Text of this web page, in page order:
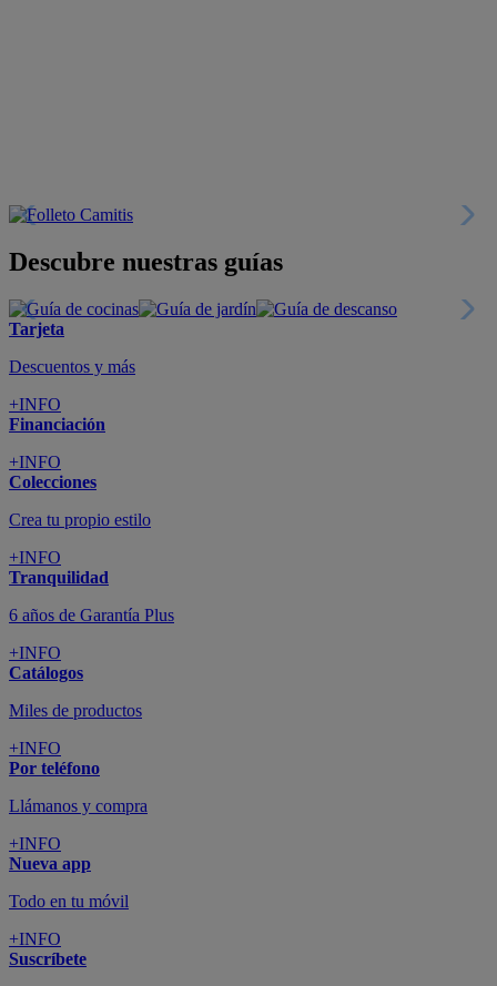
Descubre nuestras guías
Tarjeta
Descuentos y más
+INFO
Financiación
+INFO
Colecciones
Crea tu propio estilo
+INFO
Tranquilidad
6 años de Garantía Plus
+INFO
Catálogos
Miles de productos
+INFO
Por teléfono
Llámanos y compra
+INFO
Nueva app
Todo en tu móvil
+INFO
Suscríbete